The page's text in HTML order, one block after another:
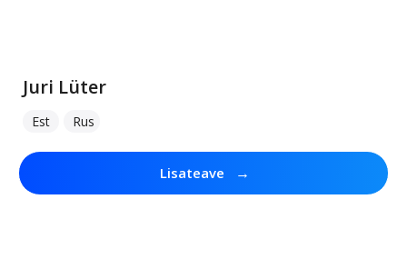
Juri Lüter
Est Rus
Lisateave →